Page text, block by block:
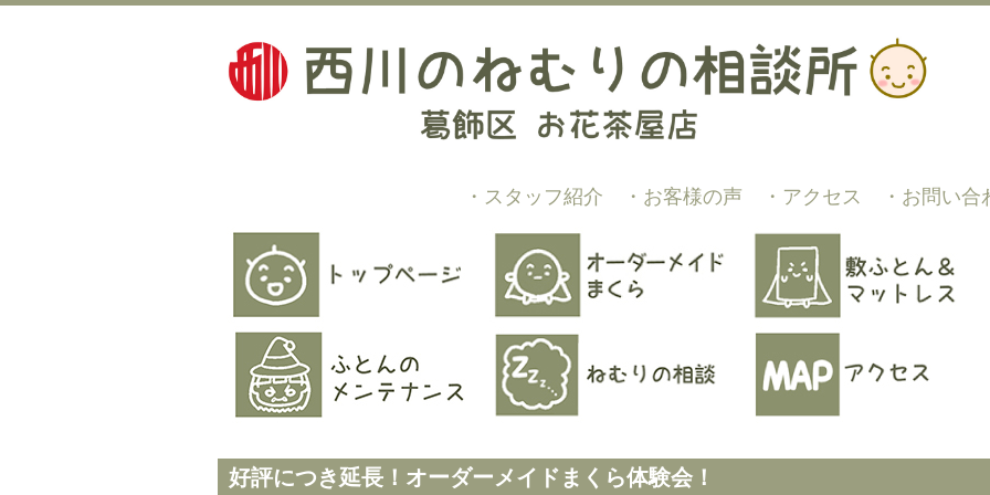
・スタッフ紹介 ・お客様の声 ・アクセス ・お問い合
好評につき延長！オーダーメイドまくら体験会！